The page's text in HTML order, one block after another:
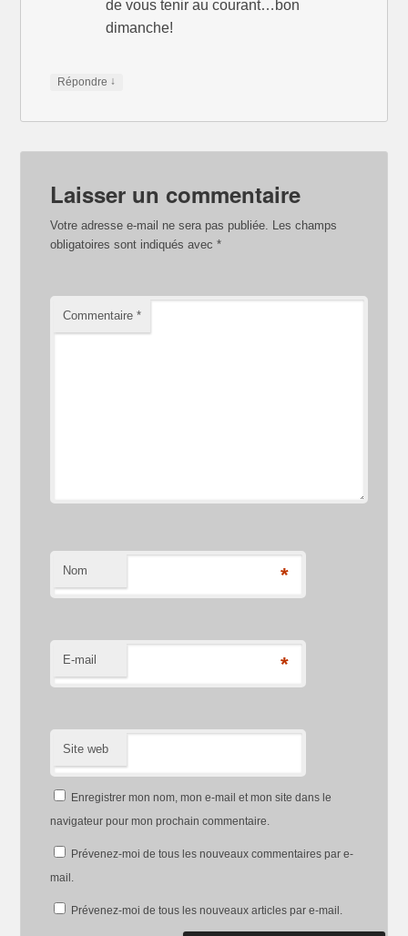
de vous tenir au courant…bon
dimanche!
Répondre ↓
Laisser un commentaire
Votre adresse e-mail ne sera pas publiée.
Les champs
obligatoires sont indiqués avec*
Commentaire*
Nom *
E-mail *
Site web
Enregistrer mon nom, mon e-mail et mon site dans le
navigateur pour mon prochain commentaire.
Prévenez-moi de tous les nouveaux commentaires par e-
mail.
Prévenez-moi de tous les nouveaux articles par e-mail.